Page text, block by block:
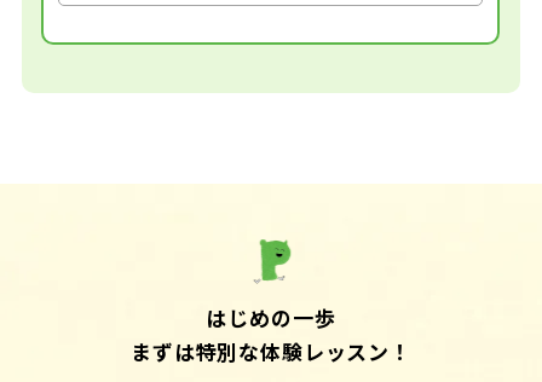
はじめの一歩
まずは特別な体験レッスン！